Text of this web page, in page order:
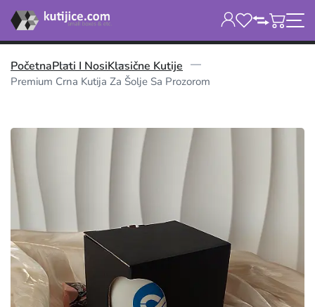
PočetnaPlati I NosiKlasične Kutije
Premium Crna Kutija Za Šolje Sa Prozorom